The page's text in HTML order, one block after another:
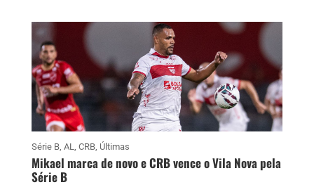
Série B, AL, CRB, Últimas
Mikael marca de novo e CRB vence o Vila Nova pela
Série B